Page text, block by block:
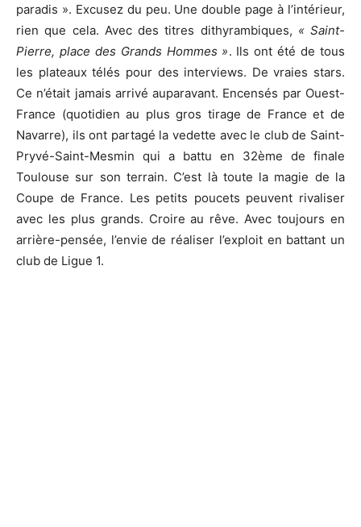
paradis ». Excusez du peu. Une double page à l’intérieur,
rien que cela. Avec des titres dithyrambiques, « Saint-
Pierre, place des Grands Hommes ». Ils ont été de tous
les plateaux télés pour des interviews. De vraies stars.
Ce n’était jamais arrivé auparavant. Encensés par Ouest-
France (quotidien au plus gros tirage de France et de
Navarre), ils ont partagé la vedette avec le club de Saint-
Pryvé-Saint-Mesmin qui a battu en 32ème de finale
Toulouse sur son terrain. C’est là toute la magie de la
Coupe de France. Les petits poucets peuvent rivaliser
avec les plus grands. Croire au rêve. Avec toujours en
arrière-pensée, l’envie de réaliser l’exploit en battant un
club de Ligue 1.